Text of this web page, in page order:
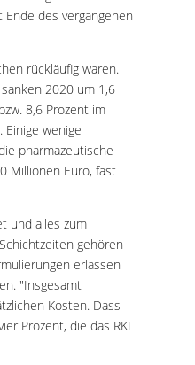
des vergangenen
rückläufig waren.
sanken 2020 um 1,6
8,6 Prozent im
wenige
pharmazeutische
Millionen Euro, fast
und alles zum
gehören
erlassen
"Insgesamt
Kosten. Dass
Prozent, die das RKI